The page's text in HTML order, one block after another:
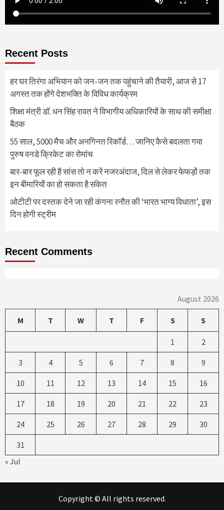
Recent Posts
हर घर तिरंगा अभियान को जन-जन तक पहुंचाने की तैयारी, आज से 17
अगस्त तक होंगे देशभक्ति के विविध कार्यक्रम
शिक्षा मंत्री डॉ. धन सिंह रावत ने विभागीय अधिकारियों के साथ की समीक्षा
बैठक
55 साल, 5000 मैच और अनगिनत रिकॉर्ड… जानिए कैसे बदलता गया
पुरुष वनडे क्रिकेट का रोमांच
बार-बार फूल रही है सांस तो न करें नजरअंदाज, दिल से लेकर फेफड़ों तक
इन बीमारियों का हो सकता है संकेत
ओटीटी पर दस्तक देने जा रही कंगना रनौत की ‘भारत भाग्य विधाता’, इस
दिन होगी स्ट्रीम
Recent Comments
August 2026
M T W T F S S
1 2
3 4 5 6 7 8 9
10 11 12 13 14 15 16
17 18 19 20 21 22 23
24 25 26 27 28 29 30
31
« Jul
Copyright © All rights reserved.